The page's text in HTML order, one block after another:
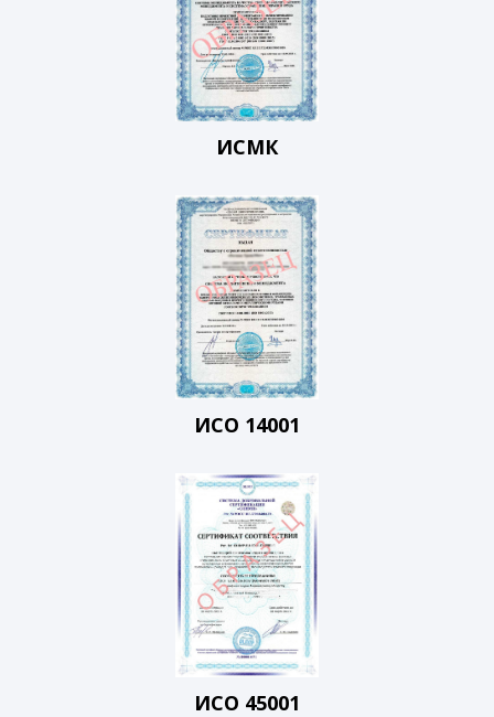
ИСМК
ИСО 14001
ИСО 45001